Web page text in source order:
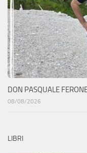
DON PASQUALE
08/08/2026
LIBRI